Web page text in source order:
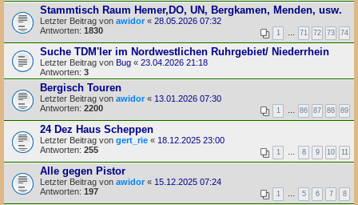
Stammtisch Raum Hemer,DO, UN, Bergkamen, Menden, usw.
Letzter Beitrag von awidor « 28.05.2026 07:32
Antworten: 1830 1 71 72 73 74
Suche TDM'ler im Nordwestlichen Ruhrgebiet/ Niederrhein
Letzter Beitrag von Bug « 23.04.2026 21:18
Antworten: 3
Bergisch Touren
Letzter Beitrag von awidor « 13.01.2026 07:30
Antworten: 2200 1 86 87 88 89
24 Dez Haus Scheppen
Letzter Beitrag von gert_rie « 18.12.2025 23:00
Antworten: 255 1 8 9 10 11
Alle gegen Pistor
Letzter Beitrag von awidor « 15.12.2025 07:24
Antworten: 197 1 5 6 7 8